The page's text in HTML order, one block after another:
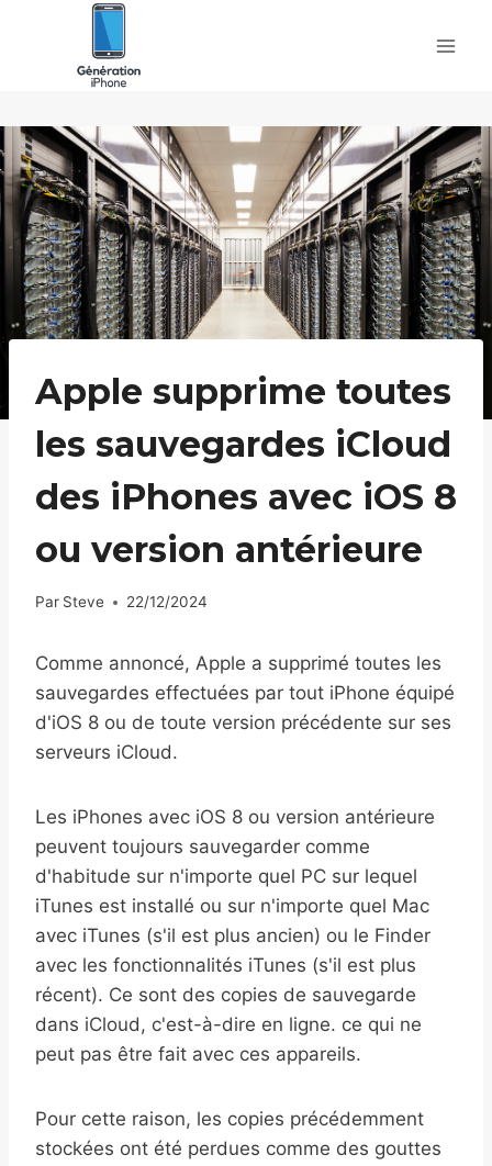
Apple supprime toutes
les sauvegardes iCloud
des iPhones avec iOS 8
ou version antérieure
Par Steve 22/12/2024
Comme annoncé, Apple a supprimé toutes les
sauvegardes effectuées par tout iPhone équipé
d'iOS 8 ou de toute version précédente sur ses
serveurs iCloud.
Les iPhones avec iOS 8 ou version antérieure
peuvent toujours sauvegarder comme
d'habitude sur n'importe quel PC sur lequel
iTunes est installé ou sur n'importe quel Mac
avec iTunes (s'il est plus ancien) ou le Finder
avec les fonctionnalités iTunes (s'il est plus
récent). Ce sont des copies de sauvegarde
dans iCloud, c'est-à-dire en ligne. ce qui ne
peut pas être fait avec ces appareils.
Pour cette raison, les copies précédemment
stockées ont été perdues comme des gouttes